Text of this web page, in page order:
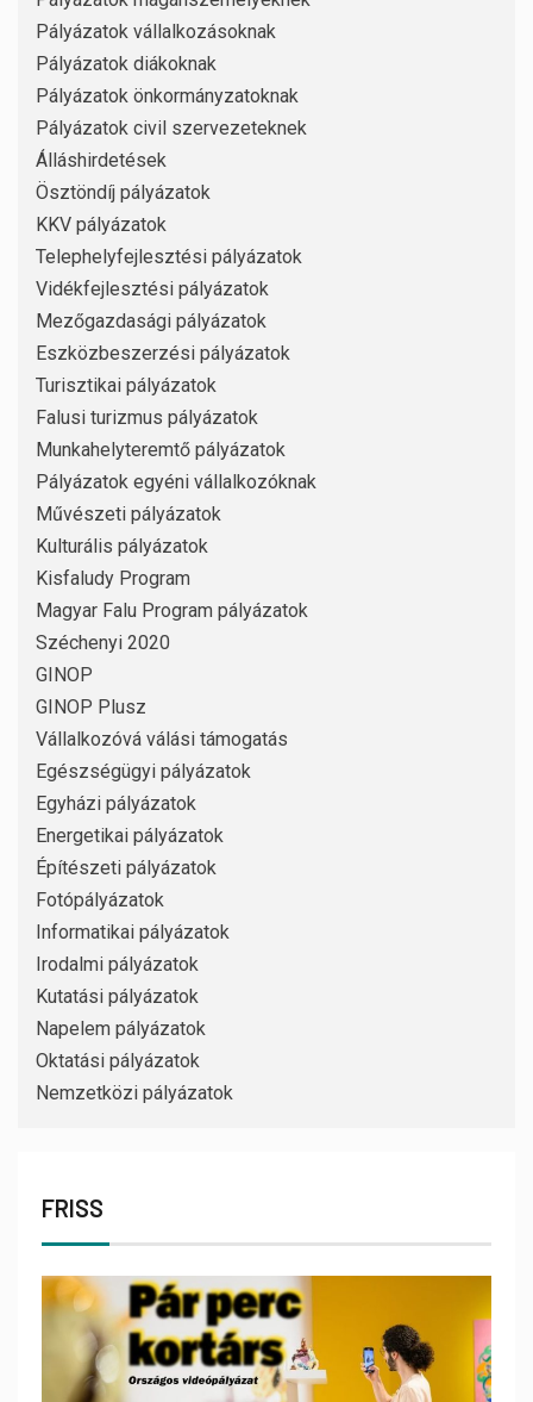
Pályázatok vállalkozásoknak
Pályázatok diákoknak
Pályázatok önkormányzatoknak
Pályázatok civil szervezeteknek
Álláshirdetések
Ösztöndíj pályázatok
KKV pályázatok
Telephelyfejlesztési pályázatok
Vidékfejlesztési pályázatok
Mezőgazdasági pályázatok
Eszközbeszerzési pályázatok
Turisztikai pályázatok
Falusi turizmus pályázatok
Munkahelyteremtő pályázatok
Pályázatok egyéni vállalkozóknak
Művészeti pályázatok
Kulturális pályázatok
Kisfaludy Program
Magyar Falu Program pályázatok
Széchenyi 2020
GINOP
GINOP Plusz
Vállalkozóvá válási támogatás
Egészségügyi pályázatok
Egyházi pályázatok
Energetikai pályázatok
Építészeti pályázatok
Fotópályázatok
Informatikai pályázatok
Irodalmi pályázatok
Kutatási pályázatok
Napelem pályázatok
Oktatási pályázatok
Nemzetközi pályázatok
FRISS